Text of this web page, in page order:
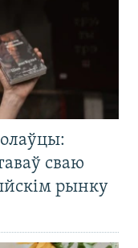
сваю
рынку